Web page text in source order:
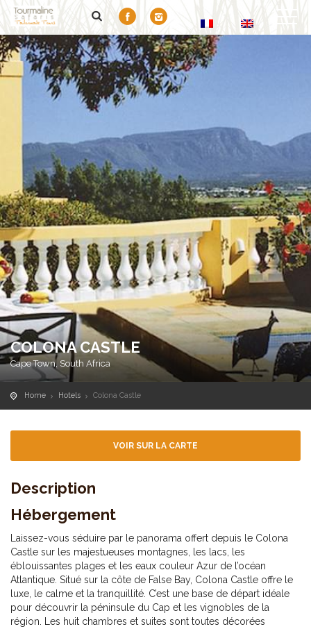
COLONA CASTLE
Cape Town, South Africa
Home Hotels Colona Castle
VOIR SUR LA CARTE
Description
Hébergement
Laissez-vous séduire par le panorama offert depuis le Colona
Castle sur les majestueuses montagnes, les lacs, les
éblouissantes plages et les eaux couleur Azur de l’océan
Atlantique. Situé sur la côte de False Bay, Colona Castle offre le
luxe, le calme et la tranquillité. C’est une base de départ idéale
pour découvrir la péninsule du Cap et les vignobles de la
région. Les huit chambres et suites sont toutes décorées